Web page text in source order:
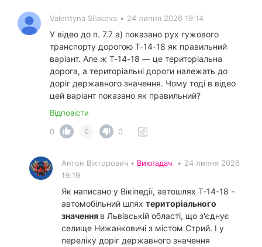
Valentyna Silakova • 24 липня 2026 19:14
У відео до п. 7.7 а) показано рух гужового
транспорту дорогою Т-14-18 як правильний
варіант. Але ж Т-14-18 — це територіальна
дорога, а територіальні дороги належать до
доріг державного значення. Чому тоді в відео
цей варіант показано як правильний?
Відповісти
0
0 0
Антон Вікторович • Викладач • 24 липня 2026
19:19
Як написано у Вікіпедії, автошлях Т-14-18 -
автомобільний шлях територіального
значення в Львівській області, що з'єднує
селище Нижанковичі з містом Стрий. І у
переліку доріг державного значення